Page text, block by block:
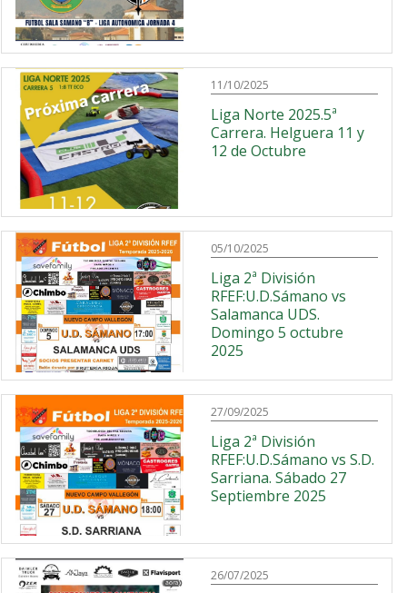
11/10/2025
Liga Norte 2025.5ª
Carrera. Helguera 11 y
12 de Octubre
05/10/2025
Liga 2ª División
RFEF:U.D.Sámano vs
Salamanca UDS.
Domingo 5 octubre
2025
27/09/2025
Liga 2ª División
RFEF:U.D.Sámano vs S.D.
Sarriana. Sábado 27
Septiembre 2025
26/07/2025